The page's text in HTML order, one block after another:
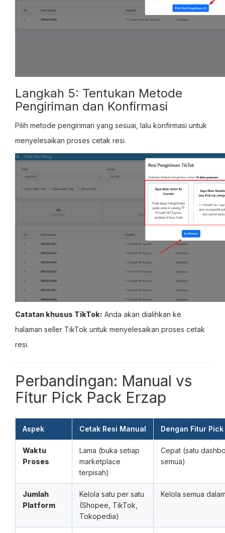
Langkah 5: Tentukan Metode
Pengiriman dan Konfirmasi
Pilih metode pengiriman yang sesuai, lalu konfirmasi untuk
menyelesaikan proses cetak resi.
Catatan khusus TikTok: Anda akan dialihkan ke
halaman seller TikTok untuk menyelesaikan proses cetak
resi.
Perbandingan: Manual vs
Fitur Pick Pack Erzap
Aspek Cetak Resi Manual Dengan Fitur
Waktu
Proses
Lama (buka setiap
marketplace
terpisah)
Cepat (satu
semua)
Jumlah
Platform
Kelola satu per satu
(Shopee, TikTok,
Tokopedia)
Kelola semua